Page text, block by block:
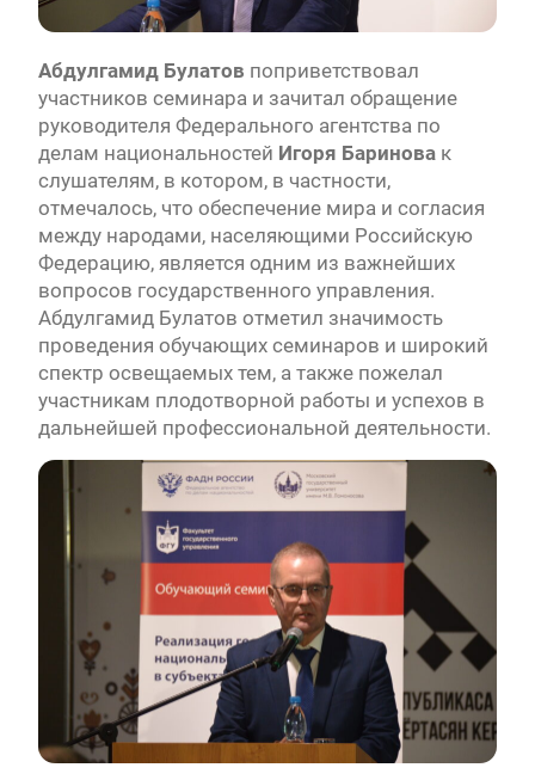
Абдулгамид Булатов поприветствовал
участников семинара и зачитал обращение
руководителя Федерального агентства по
делам национальностей Игоря Бариновак
слушателям, в котором, в частности,
отмечалось, что обеспечение мира и согласия
между народами, населяющими Российскую
Федерацию, является одним из важнейших
вопросов государственного управления.
Абдулгамид Булатов отметил значимость
проведения обучающих семинаров и широкий
спектр освещаемых тем, а также пожелал
участникам плодотворной работы и успехов в
дальнейшей профессиональной деятельности.